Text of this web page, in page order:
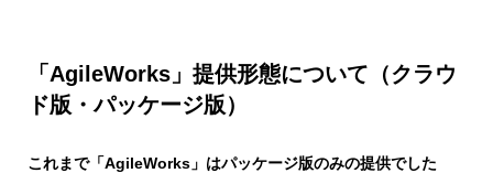
「AgileWorks」提供形態について（クラウ
ド版・パッケージ版）
これまで「AgileWorks」はパッケージ版のみの提供でした